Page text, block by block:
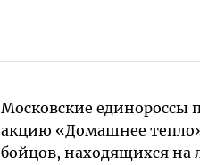
Московские единороссы
акцию «Домашнее
бойцов, находящихся на